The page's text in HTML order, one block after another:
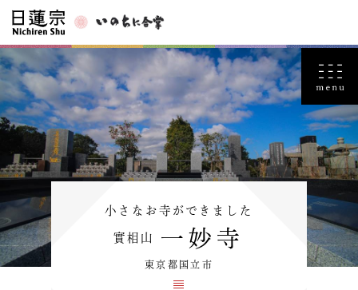
小さなお寺ができました
實相山 一妙寺
東京都国立市